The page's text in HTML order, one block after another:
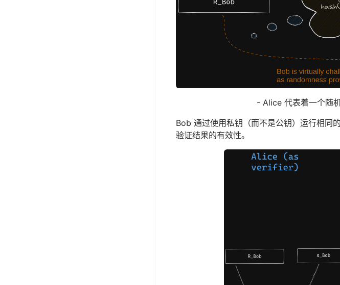
- Alice 代表着一个随
Bob 通过使用私钥（而不是公钥）运行相同
验证结果的有效性。